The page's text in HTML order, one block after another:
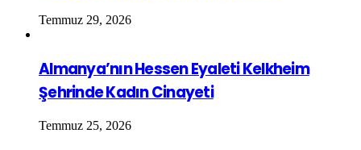
Temmuz 29, 2026
Almanya’nın Hessen Eyaleti Kelkheim
Şehrinde Kadın Cinayeti
Temmuz 25, 2026